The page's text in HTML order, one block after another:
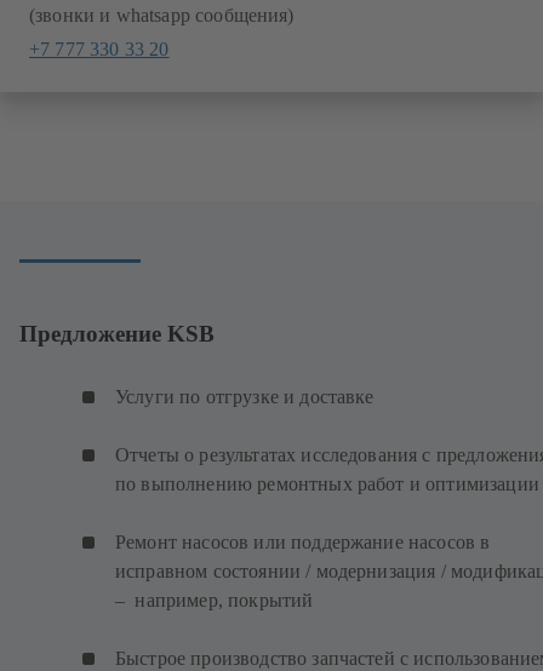
(звонки и whatsapp сообщения)
+7 777 330 33 20
Предложение KSB
Услуги по отгрузке и доставке
Отчеты о результатах исследования с
по выполнению ремонтных работ и оптимизации
Ремонт насосов или поддержание насосов в
исправном состоянии / модернизация /
– например, покрытий
Быстрое производство запчастей с